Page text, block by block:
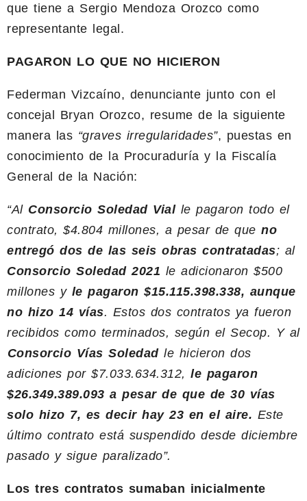
que tiene a Sergio Mendoza Orozco como
representante legal.
PAGARON LO QUE NO HICIERON
Federman Vizcaíno, denunciante junto con el
concejal Bryan Orozco, resume de la siguiente
manera las “graves irregularidades”, puestas en
conocimiento de la Procuraduría y la Fiscalía
General de la Nación:
“Al Consorcio Soledad Vialle pagaron todo el
contrato, $4.804 millones, a pesar de que no
entregó dos de las seis obras contratadas; al
Consorcio Soledad 2021 le adicionaron $500
millones y le pagaron $15.115.398.338, aunque
no hizo 14 vías. Estos dos contratos ya fueron
recibidos como terminados, según el Secop. Y al
⁠Consorcio Vías Soledadle hicieron dos
adiciones por $7.033.634.312, le pagaron
$26.349.389.093 a pesar de que de 30 vías
solo hizo 7, es decir hay 23 en el aire. Este
último contrato está suspendido desde diciembre
pasado y sigue paralizado”.
Los tres contratos sumaban inicialmente